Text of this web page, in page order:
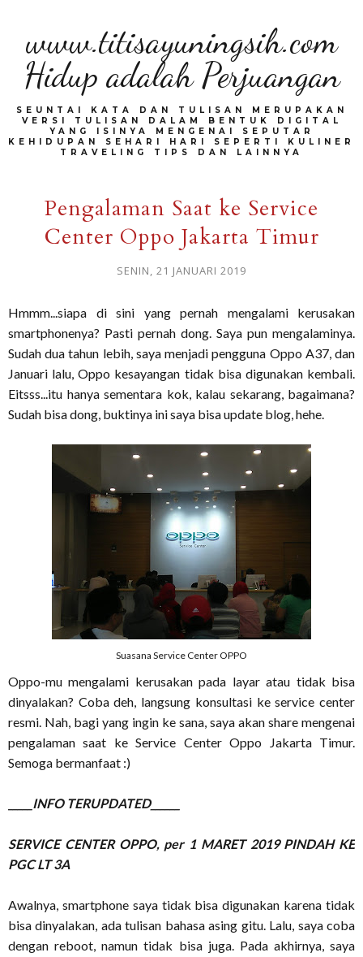
www.titisayuningsih.com
Hidup adalah Perjuangan
SEUNTAI KATA DAN TULISAN MERUPAKAN
VERSI TULISAN DALAM BENTUK DIGITAL
YANG ISINYA MENGENAI SEPUTAR
KEHIDUPAN SEHARI HARI SEPERTI KULINER
TRAVELING TIPS DAN LAINNYA
Pengalaman Saat ke Service
Center Oppo Jakarta Timur
SENIN, 21 JANUARI 2019
Hmmm...siapa di sini yang pernah mengalami kerusakan
smartphonenya? Pasti pernah dong. Saya pun mengalaminya.
Sudah dua tahun lebih, saya menjadi pengguna Oppo A37, dan
Januari lalu, Oppo kesayangan tidak bisa digunakan kembali.
Eitsss...itu hanya sementara kok, kalau sekarang, bagaimana?
Sudah bisa dong, buktinya ini saya bisa update blog, hehe.
Suasana Service Center OPPO
Oppo-mu mengalami kerusakan pada layar atau tidak bisa
dinyalakan? Coba deh, langsung konsultasi ke service center
resmi. Nah, bagi yang ingin ke sana, saya akan share mengenai
pengalaman saat ke Service Center Oppo Jakarta Timur.
Semoga bermanfaat :)
_____INFO TERUPDATED______
SERVICE CENTER OPPO, per 1 MARET 2019 PINDAH KE
PGC LT 3A
Awalnya, smartphone saya tidak bisa digunakan karena tidak
bisa dinyalakan, ada tulisan bahasa asing gitu. Lalu, saya coba
dengan reboot, namun tidak bisa juga. Pada akhirnya, saya